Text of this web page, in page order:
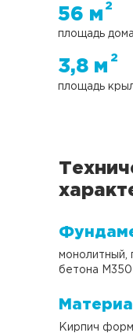
2
3,8 м
2
56 м
площадь
площадь дома
монолитный,
бетона М350
Кирпич